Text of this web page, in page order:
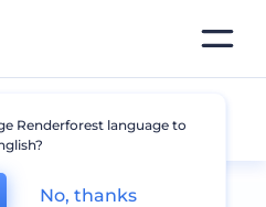
Renderforest language to
No, thanks